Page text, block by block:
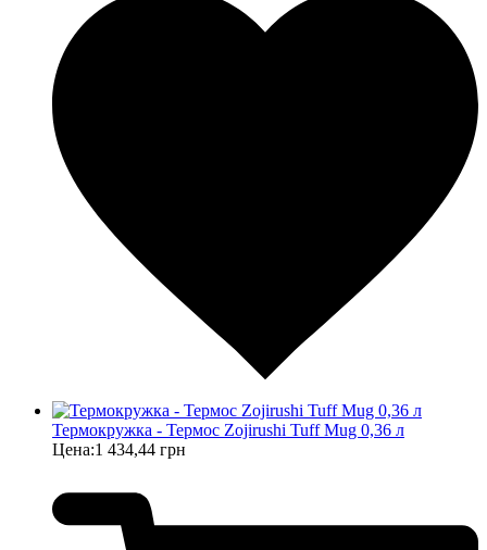
Термокружка - Термос Zojirushi Tuff Mug 0,36 л
Цена:1 434,44 грн